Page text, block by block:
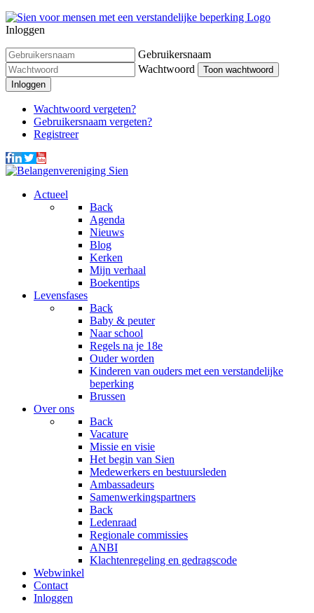
Inloggen
Gebruikersnaam
Wachtwoord
Toon wachtwoord
Inloggen
Wachtwoord vergeten?
Gebruikersnaam vergeten?
Registreer
Actueel
Back
Agenda
Nieuws
Blog
Kerken
Mijn verhaal
Boekentips
Levensfases
Back
Baby & peuter
Naar school
Regels na je 18e
Ouder worden
Kinderen van ouders met een verstandelijke
beperking
Brussen
Over ons
Back
Vacature
Missie en visie
Het begin van Sien
Medewerkers en bestuursleden
Ambassadeurs
Samenwerkingspartners
Back
Ledenraad
Regionale commissies
ANBI
Klachtenregeling en gedragscode
Webwinkel
Contact
Inloggen